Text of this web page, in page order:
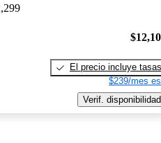
El precio incluye tasas
$239/mes
Verif. disponibilidad